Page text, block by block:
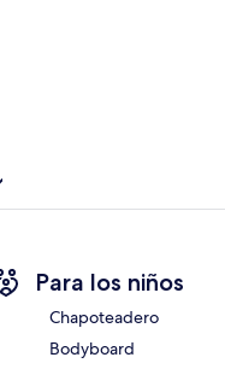
Para los niños
Chapoteadero
Bodyboard